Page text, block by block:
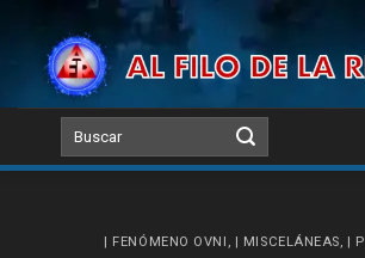
content
| FENÓMENO OVNI , | MISCELÁNEAS, |